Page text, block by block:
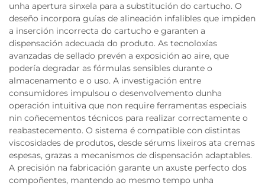
unha apertura sinxela para a substitución do cartucho. O
deseño incorpora guías de alineación infalibles que impiden
a inserción incorrecta do cartucho e garanten a
dispensación adecuada do produto. As tecnoloxías
avanzadas de sellado prevén a exposición ao aire, que
podería degradar as fórmulas sensibles durante o
almacenamento e o uso. A investigación entre
consumidores impulsou o desenvolvemento dunha
operación intuitiva que non require ferramentas especiais
nin coñecementos técnicos para realizar correctamente o
reabastecemento. O sistema é compatible con distintas
viscosidades de produtos, desde sérums lixeiros ata cremas
espesas, grazas a mecanismos de dispensación adaptables.
A precisión na fabricación garante un axuste perfecto dos
compoñentes, mantendo ao mesmo tempo unha